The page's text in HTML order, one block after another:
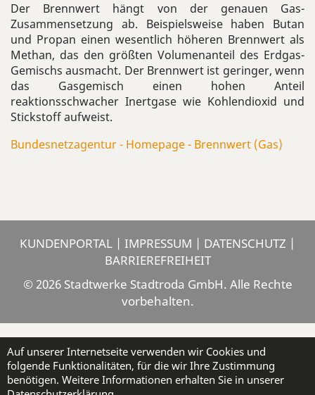
Der Brennwert hängt von der genauen Gas-
Zusammensetzung ab. Beispielsweise haben Butan
und Propan einen wesentlich höheren Brennwert als
Methan, das den größten Volumenanteil des Erdgas-
Gemischs ausmacht. Der Brennwert ist geringer, wenn
das Gasgemisch einen hohen Anteil
reaktionsschwacher Inertgase wie Kohlendioxid und
Stickstoff aufweist.
Bundesnetzagentur - Homepage - Brennwert (Gas)
KUNDENPORTAL | IMPRESSUM | DATENSCHUTZ |
BARRIEREFREIHEIT
© 2026 Stadtwerke Stadtroda GmbH. Alle Rechte
vorbehalten.
Auf unserer Internetseite verwenden wir Cookies und
folgende Funktionalitäten, für die wir Ihre Zustimmung
benötigen. Weitere Informationen erhalten Sie in unserer